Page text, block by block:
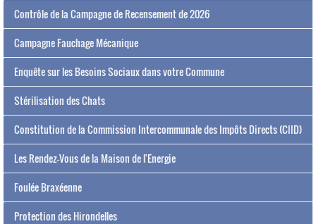
Contrôle de la Campagne de Recensement de 2026
Campagne Fauchage Mécanique
Enquête sur les Besoins Sociaux dans votre Commune
Stérilisation des Chats
Constitution de la Commission Intercommunale des Impôts Directs (CIID)
Les Rendez-Vous de la Maison de l'Energie
Foulée Braxéenne
Protection des Hirondelles